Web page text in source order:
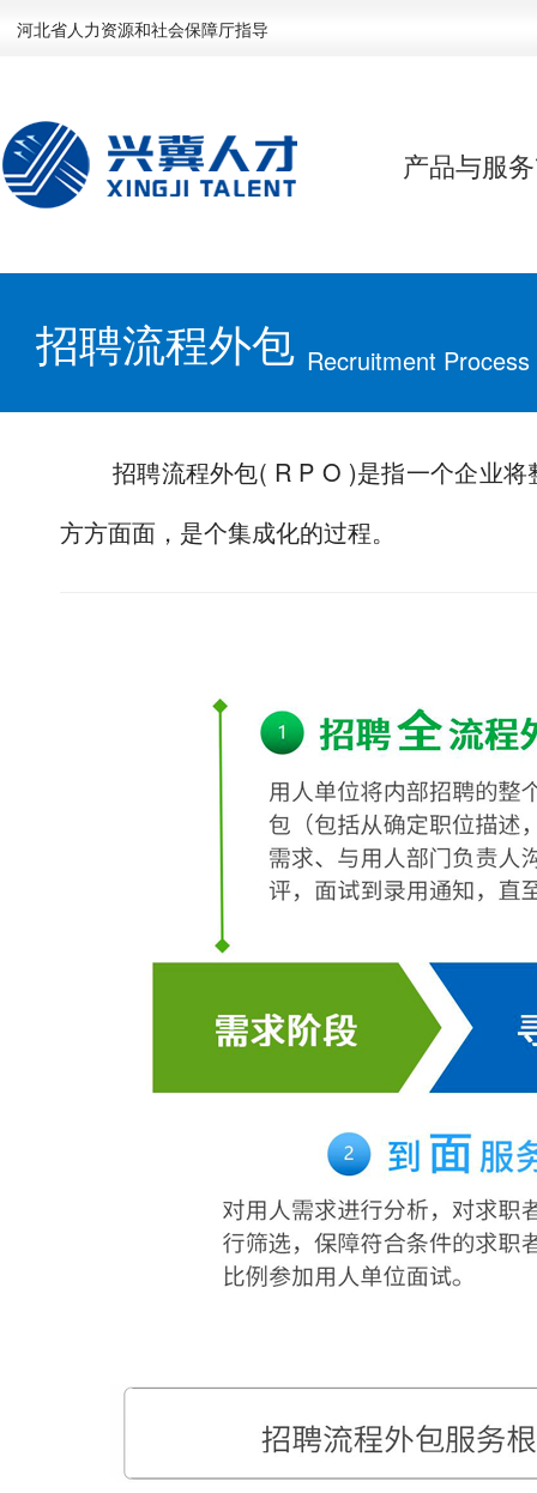
河北省人力资源和社会保障厅指导
产品与服务
招聘流程外包 Recruitment
招聘流程外包( R P O )是指一个企业将
方方面面，是个集成化的过程。